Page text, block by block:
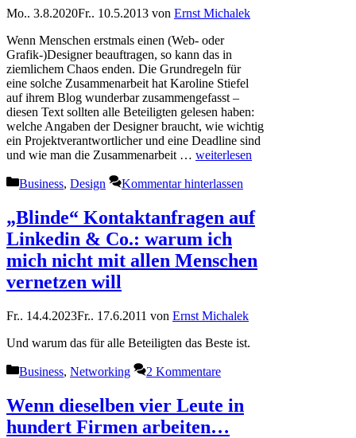
Mo.. 3.8.2020Fr.. 10.5.2013 von Ernst Michalek
Wenn Menschen erstmals einen (Web- oder
Grafik-)Designer beauftragen, so kann das in
ziemlichem Chaos enden. Die Grundregeln für
eine solche Zusammenarbeit hat Karoline Stiefel
auf ihrem Blog wunderbar zusammengefasst –
diesen Text sollten alle Beteiligten gelesen haben:
welche Angaben der Designer braucht, wie wichtig
ein Projektverantwortlicher und eine Deadline sind
und wie man die Zusammenarbeit … weiterlesen
Kategorien
Business, Design Kommentar hinterlassen
„Blinde“ Kontaktanfragen auf
Linkedin & Co.: warum ich
mich nicht mit allen Menschen
vernetzen will
Fr.. 14.4.2023Fr.. 17.6.2011 von Ernst Michalek
Und warum das für alle Beteiligten das Beste ist.
Kategorien
Business, Networking 2 Kommentare
Wenn dieselben vier Leute in
hundert Firmen arbeiten…